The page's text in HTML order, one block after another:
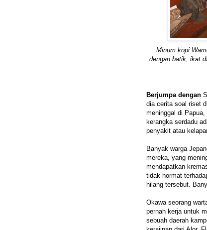
Minum kopi
dengan batik, ikat
Berjumpa dengan
dia cerita soal riset
meninggal di
kerangka serdadu
penyakit atau
Banyak warga
mereka, yang
mendapatkan
tidak hormat
hilang tersebut.
Okawa seorang
pernah kerja untuk
sebuah daerah